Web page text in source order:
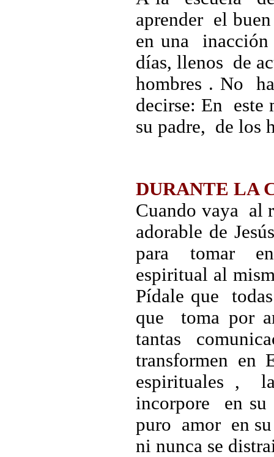
aprender el
en una
días, llenos de
hombres . No
decirse: En este
su padre, de los
DURANTE LA
Cuando vaya
adorable de
para tomar
espiritual al
Pídale que
que toma por
tantas
transformen
espirituales ,
incorpore en
puro amor en su
ni nunca se